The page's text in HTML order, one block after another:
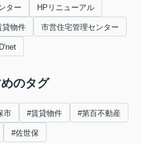
ター HPリニューアル
貸物件 市営住宅管理センター
D'net
のタグ
市 #賃貸物件 #第百不動産
#佐世保